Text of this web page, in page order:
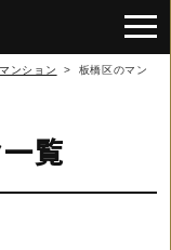
ンション >
板橋区のマン
覧